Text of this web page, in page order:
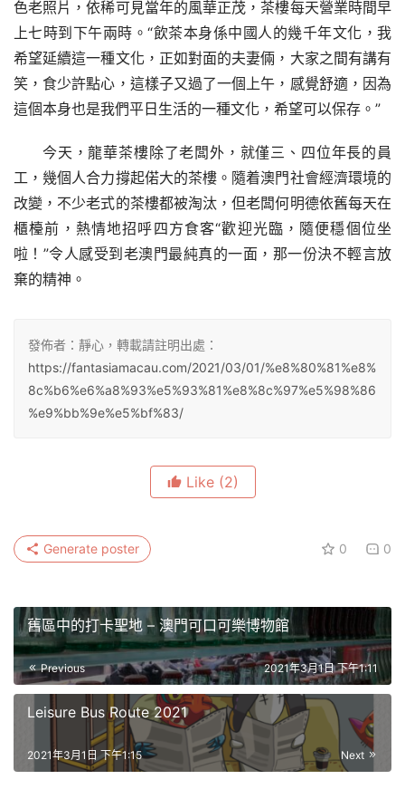
色老照片，依稀可見當年的風華正茂，茶樓每天營業時間早
上七時到下午兩時。“飲茶本身係中國人的幾千年文化，我
希望延續這一種文化，正如對面的夫妻倆，大家之間有講有
笑，食少許點心，這樣子又過了一個上午，感覺舒適，因為
這個本身也是我們平日生活的一種文化，希望可以保存。”
今天，龍華茶樓除了老闆外，就僅三、四位年長的員
工，幾個人合力撐起偌大的茶樓。隨着澳門社會經濟環境的
改變，不少老式的茶樓都被淘汰，但老闆何明德依舊每天在
櫃檯前，熱情地招呼四方食客“歡迎光臨，隨便穩個位坐
啦！”令人感受到老澳門最純真的一面，那一份決不輕言放
棄的精神。
發佈者：靜心，轉載請註明出處：
https://fantasiamacau.com/2021/03/01/%e8%80%81%e8%
8c%b6%e6%a8%93%e5%93%81%e8%8c%97%e5%98%86
%e9%bb%9e%e5%bf%83/
Like (2)
0 0
Generate poster
舊區中的打卡聖地 – 澳門可口可樂博物館
Previous 2021年3月1日 下午1:11
Leisure Bus Route 2021
Next
2021年3月1日 下午1:15